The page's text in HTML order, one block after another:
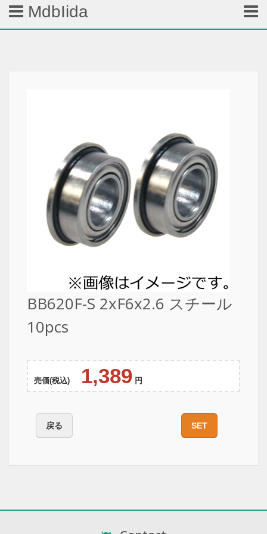
MdbIida
BB620F-S 2xF6x2.6 スチール
10pcs
売価(税込) 1,389 円
戻る SET